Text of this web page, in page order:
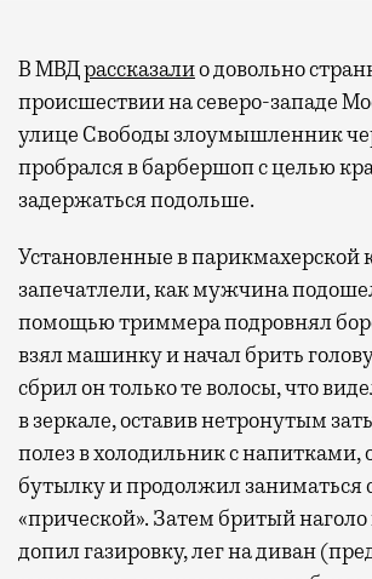
В МВДрассказалио довольно
происшествии на северо-западе
улице Свободы злоумышленник
пробрался в барбершоп с целью
задержаться подольше.
Установленные в парикмахерской
запечатлели, как мужчина
помощью триммера подровнял
взял машинку и начал брить
сбрил он только те волосы, что
в зеркале, оставив нетронутым
полез в холодильник с напитками,
бутылку и продолжил заниматься
«прической». Затем бритый
допил газировку, лег на диван